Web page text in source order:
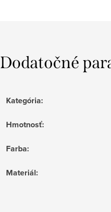
Dodatočné
Kategória:
Hmotnosť:
Farba:
Materiál: